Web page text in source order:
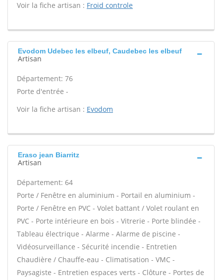
Voir la fiche artisan : Froid controle
Evodom Udebec les elbeuf, Caudebec les elbeuf
Artisan
Département: 76
Porte d'entrée -
Voir la fiche artisan : Evodom
Eraso jean Biarritz
Artisan
Département: 64
Porte / Fenêtre en aluminium - Portail en aluminium -
Porte / Fenêtre en PVC - Volet battant / Volet roulant en
PVC - Porte intérieure en bois - Vitrerie - Porte blindée -
Tableau électrique - Alarme - Alarme de piscine -
Vidéosurveillance - Sécurité incendie - Entretien
Chaudière / Chauffe-eau - Climatisation - VMC -
Paysagiste - Entretien espaces verts - Clôture - Portes de